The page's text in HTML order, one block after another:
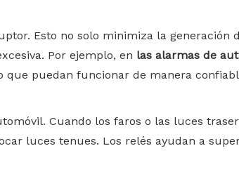
Esto no solo minimiza la generación
Por ejemplo, en las alarmas de
puedan funcionar de manera
Cuando los faros o las luces
luces tenues. Los relés ayudan a